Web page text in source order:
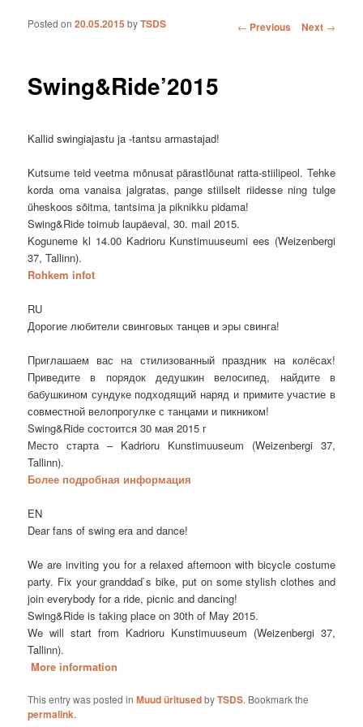
Post navigation
← Previous Next →
Swing&Ride’2015
Posted on20.05.2015 byTSDS
Kallid swingiajastu ja -tantsu armastajad!
Kutsume teid veetma mõnusat pärastlõunat ratta-stiilipeol. Tehke
korda oma vanaisa jalgratas, pange stiilselt riidesse ning tulge
üheskoos sõitma, tantsima ja piknikku pidama!
Swing&Ride toimub laupäeval, 30. mail 2015.
Koguneme kl 14.00 Kadrioru Kunstimuuseumi ees (Weizenbergi
37, Tallinn).
Rohkem infot
RU
Дорогие любители свинговых танцев и эры свинга!
Приглашаем вас на стилизованный праздник на колёсах!
Приведите в порядок дедушкин велосипед, найдите в
бабушкином сундуке подходящий наряд и примите участие в
совместной велопрогулке с танцами и пикником!
Swing&Ride состоится 30 мая 2015 г
Место старта – Kadrioru Kunstimuuseum (Weizenbergi 37,
Tallinn).
Более подробная информация
EN
Dear fans of swing era and dance!
We are inviting you for a relaxed afternoon with bicycle costume
party. Fix your granddad`s bike, put on some stylish clothes and
join everybody for a ride, picnic and dancing!
Swing&Ride is taking place on 30th of May 2015.
We will start from Kadrioru Kunstimuuseum (Weizenbergi 37,
Tallinn).
More information
This entry was posted inMuud üritusedbyTSDS. Bookmark the
permalink.